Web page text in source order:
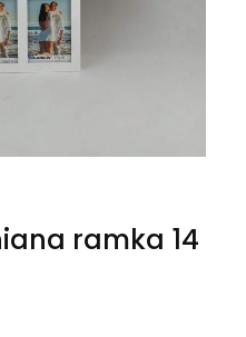
ramka 14